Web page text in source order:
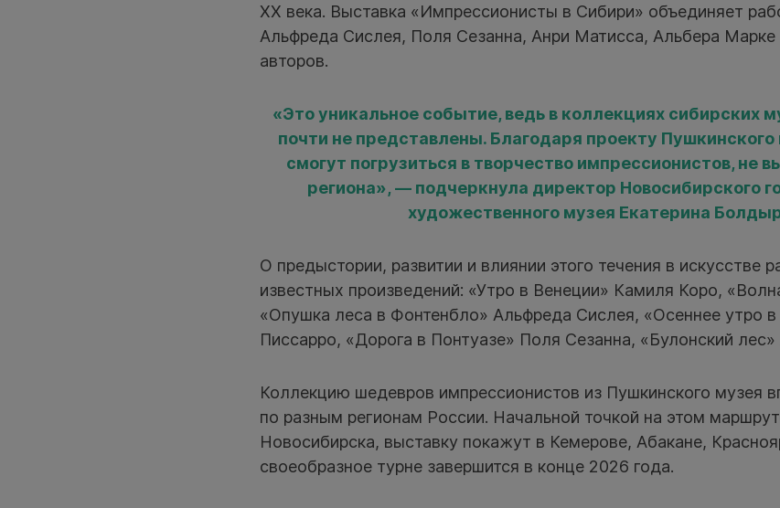
XX века. Выставка «Импрессионисты в Сибири» объединяет
Альфреда Сислея, Поля Сезанна, Анри Матисса, Альбера Марке
авторов.
«Это уникальное событие, ведь в коллекциях сибирских
почти не представлены. Благодаря проекту
смогут погрузиться в творчество импрессионистов, не
региона», — подчеркнула директор Новосибирского
художественного музея Екатерина
О предыстории, развитии и влиянии этого течения в искусстве
известных произведений: «Утро в Венеции» Камиля Коро,
«Опушка леса в Фонтенбло» Альфреда Сислея, «Осеннее утро
Писсарро, «Дорога в Понтуазе» Поля Сезанна, «Булонский
Коллекцию шедевров импрессионистов из Пушкинского музея
по разным регионам России. Начальной точкой на этом
Новосибирска, выставку покажут в Кемерове, Абакане,
своеобразное турне завершится в конце 2026 года.